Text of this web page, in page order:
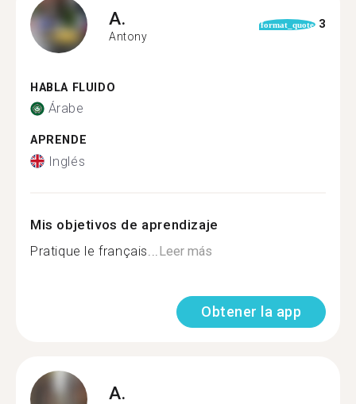
A.
Antony
format_quote 3
HABLA FLUIDO
Árabe
APRENDE
Inglés
Mis objetivos de aprendizaje
Pratique le français... Leer más
Obtener la app
A.